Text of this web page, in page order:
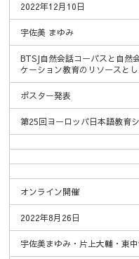
2022年12月10日
宇佐美 まゆみ
BTSJ自然会話コーパスと自然
ケーション教育のリソースと
ポスター発表
第25回ヨーロッパ日本語教育
オンライン開催
2022年8月26日
宇佐美まゆみ・片上大輔・東